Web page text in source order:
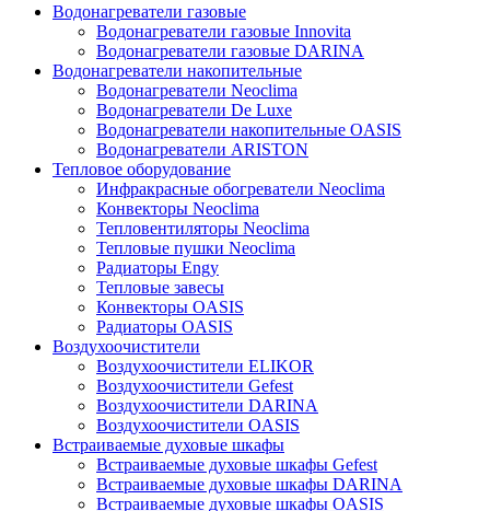
Водонагреватели газовые
Водонагреватели газовые Innovita
Водонагреватели газовые DARINA
Водонагреватели накопительные
Водонагреватели Neoclima
Водонагреватели De Luxe
Водонагреватели накопительные OASIS
Водонагреватели ARISTON
Тепловое оборудование
Инфракрасные обогреватели Neoclima
Конвекторы Neoclima
Тепловентиляторы Neoclima
Тепловые пушки Neoclima
Радиаторы Engy
Тепловые завесы
Конвекторы OASIS
Радиаторы OASIS
Воздухоочистители
Воздухоочистители ELIKOR
Воздухоочистители Gefest
Воздухоочистители DARINA
Воздухоочистители OASIS
Встраиваемые духовые шкафы
Встраиваемые духовые шкафы Gefest
Встраиваемые духовые шкафы DARINA
Встраиваемые духовые шкафы OASIS